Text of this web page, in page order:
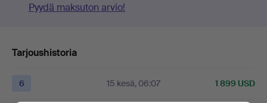
Pyydä maksuton arvio!
Tarjoushistoria
6 15 kesä, 06:07 1 899 USD